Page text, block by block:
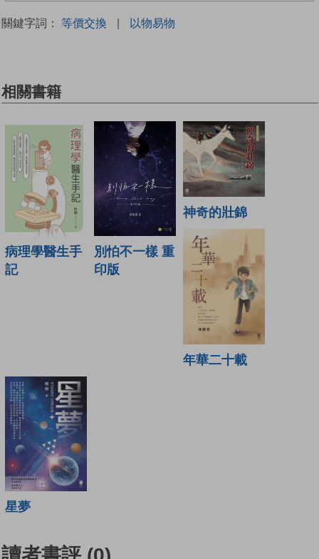
關鍵字詞： 等價交換 | 以物易物
相關書籍
病理學醫生手
記
別怕不一樣 重
印版
神奇的壯錦
年華二十載
星夢